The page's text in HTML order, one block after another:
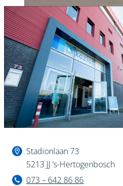
Stadionlaan 73
5213 JJ ’s-Hertogenbosch
073 – 642 86 86